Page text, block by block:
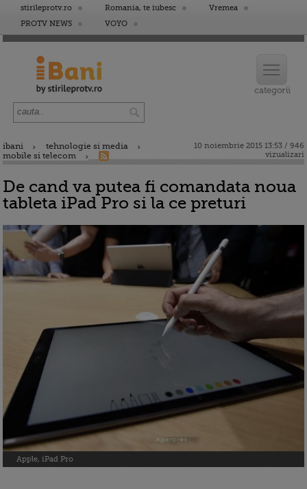
stirileprotv.ro Romania, te iubesc
Vremea
PROTV NEWS
VOYO
ibani
tehnologie si media
mobile si telecom
10 noiembrie 2015 13:53 / 946
vizualizari
De cand va putea fi comandata noua
tableta iPad Pro si la ce preturi
Apple, iPad Pro